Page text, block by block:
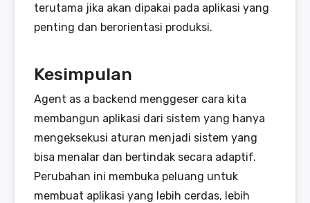
terutama jika akan dipakai pada aplikasi yang
penting dan berorientasi produksi.
Kesimpulan
Agent as a backend menggeser cara kita
membangun aplikasi dari sistem yang hanya
mengeksekusi aturan menjadi sistem yang
bisa menalar dan bertindak secara adaptif.
Perubahan ini membuka peluang untuk
membuat aplikasi yang lebih cerdas, lebih